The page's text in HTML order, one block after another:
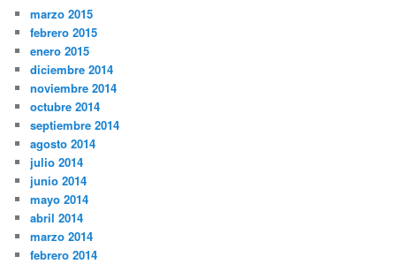
marzo 2015
febrero 2015
enero 2015
diciembre 2014
noviembre 2014
octubre 2014
septiembre 2014
agosto 2014
julio 2014
junio 2014
mayo 2014
abril 2014
marzo 2014
febrero 2014